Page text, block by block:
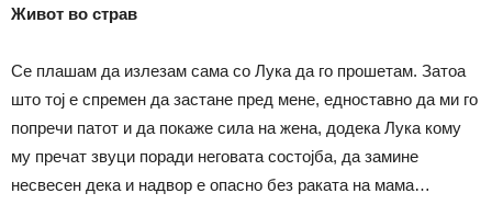
Живот во страв
Се плашам да излезам сама со Лука да го прошетам. Затоа
што тој е спремен да застане пред мене, едноставно да ми го
попречи патот и да покаже сила на жена, додека Лука кому
му пречат звуци поради неговата состојба, да замине
несвесен дека и надвор е опасно без раката на мама…